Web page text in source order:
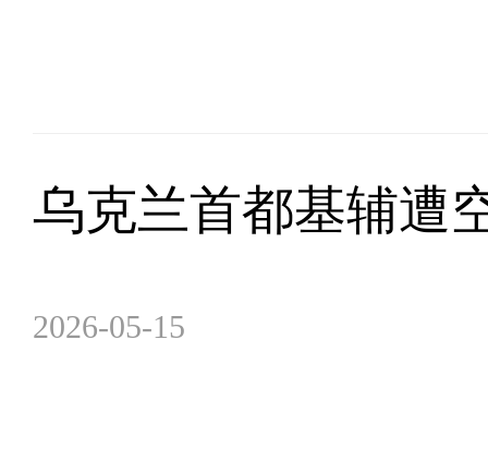
乌克兰首都基辅遭
2026-05-15